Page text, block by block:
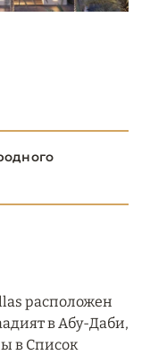
2
расположен
в Абу-Даби,
в Список